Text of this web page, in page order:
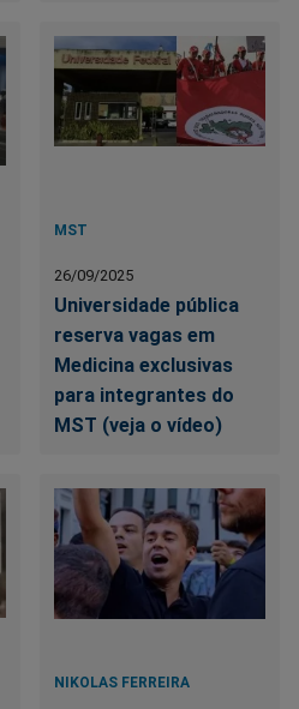
MST
26/09/2025
Universidade pública
reserva vagas em
Medicina exclusivas
para integrantes do
MST (veja o vídeo)
NIKOLAS FERREIRA